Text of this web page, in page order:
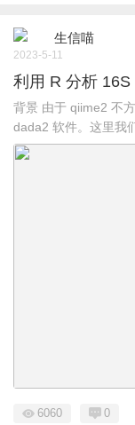
生信喵
2023-5-11
利用 R 分析 16S
背景 由于 qiime2 不
dada2 软件。这里我
6060 0